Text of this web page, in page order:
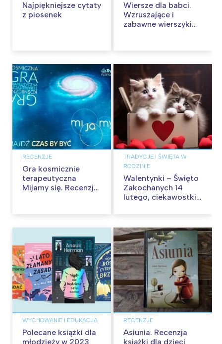
Najpiękniejsze cytaty
z piosenek
Wiersze dla babci.
Wzruszające i
zabawne wierszyki
RECENZJE
Gra kosmicznie
terapeutyczna
Mijamy się. Recenzja
TRADYCJE I ŚWIĘTA W
RODZINIE
Walentynki – Święto
Zakochanych 14
lutego, ciekawostki i
WYCHOWANIE I EDUKACJA
Polecane książki dla
młodzieży w 2023
RECENZJE
Asiunia. Recenzja
książki dla dzieci